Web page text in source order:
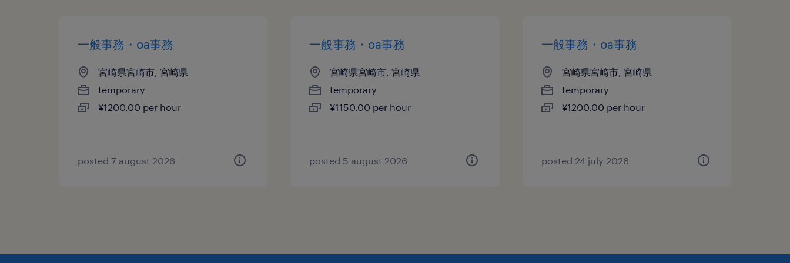
一般事務・oa事務
宮崎県宮崎市, 宮崎県
temporary
¥1200.00 per hour
posted 7 august 2026
一般事務・oa事務
宮崎県宮崎市, 宮崎県
temporary
¥1150.00 per hour
posted 5 august 2026
一般事務・oa事務
宮崎県宮崎市, 宮崎県
temporary
¥1200.00 per hour
posted 24 july 2026